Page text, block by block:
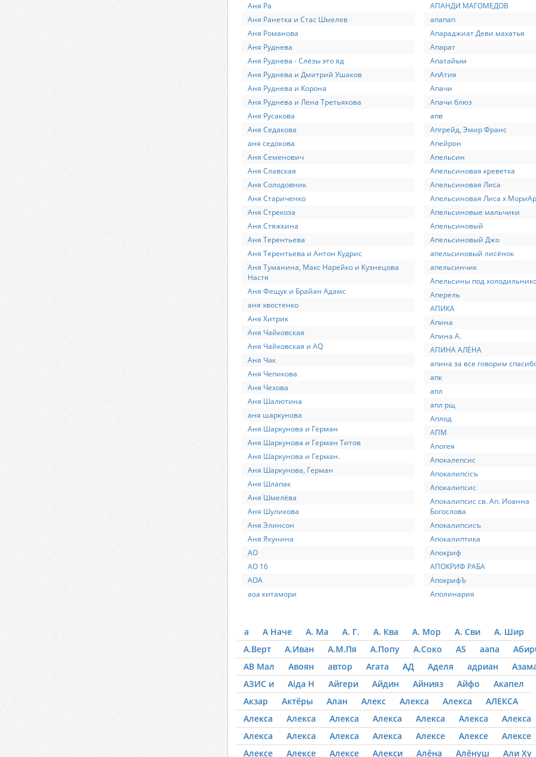
Аня Ра
Аня Ранетка и Стас Шмелев
Аня Романова
Аня Руднева
Аня Руднева - Слёзы это яд
Аня Руднева и Дмитрий Ушаков
Аня Руднева и Корона
Аня Руднева и Лена Третьякова
Аня Русакова
Аня Седакова
аня седокова
Аня Семенович
Аня Славская
Аня Солодовник
Аня Стариченко
Аня Стрекоза
Аня Стяжкина
Аня Терентьева
Аня Терентьева и Антон Кудрис
Аня Туманина, Макс Нарейко и Кузнецова
Настя
Аня Фещук и Брайан Адамс
аня хвостенко
Аня Хитрик
Аня Чайковская
Аня Чайковская и AQ
Аня Чак
Аня Чепикова
Аня Чехова
Аня Шалютина
аня шаркунова
Аня Шаркунова и Герман
Аня Шаркунова и Герман Титов
Аня Шаркунова и Герман.
Аня Шаркунова, Герман
Аня Шлапак
Аня Шмелёва
Аня Шуликова
Аня Элинсон
Аня Якунина
АО
АО 16
АОА
аоа китамори
АПАНДИ МАГОМЕДОВ
апапап
Апараджиат Деви махатья
Апарат
Апатайым
АпАтия
Апачи
Апачи блюз
апв
Апгрейд, Эмир Франс
Апейрон
Апельсин
Апельсиновая креветка
Апельсиновая Лиса
Апельсиновая Лиса х
Апельсиновые мальчики
Апельсиновый
Апельсиновый Джо
апельсиновый лисёнок
апельсинчик
Апельсины под
Аперель
АПИКА
Апина
Апина А.
АПИНА АЛЁНА
апина за все говорим
апк
апл
апл рщ
Аплод
АПМ
Апогея
Апокалепсис
Апокалипсiсъ
Апокалипсис
Апокалипсис св. Ап. Иоанна
Богослова
Апокалипсисъ
Апокалиптика
Апокриф
АПОКРИФ РАБА
АпокрифЪ
Аполинария
а А Наче А. Ма А. Г. А. Ква А. Мор А. Сви
А. Шир
А.Верт
А.Иван А.М.Пя А.Попу А.Соко А5 аапа
АВ Мал
Авоян автор Агата АД Аделя адриан
АЗИС и
Аіда Н Айгери Айдин Айнияз Айфо
Акапел
Акзар
Актёры Алан Алекс Алекса Алекса
АЛЕКСА
Алекса
Алекса Алекса Алекса Алекса Алекса
Алекса
Алекса
Алекса Алекса Алекса Алексе Алексе
Алексе
Алексе
Алексе Алексе Алекси Алёна Алёнуш Али Ху